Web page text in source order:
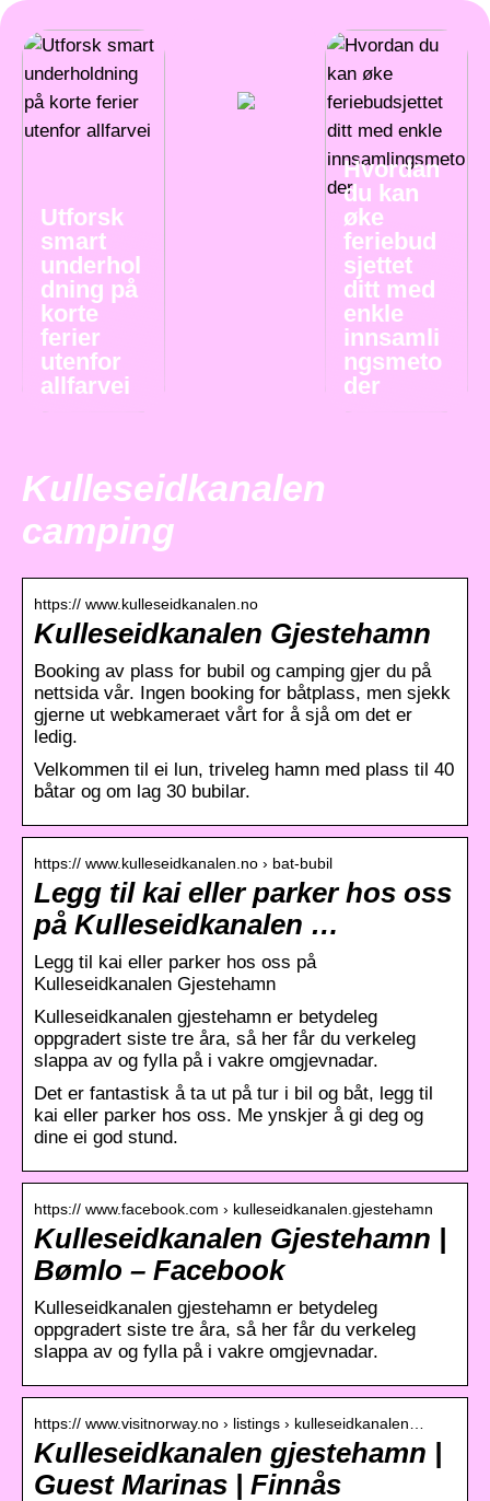
Utforsk
smart
underhol
dning på
korte
ferier
utenfor
allfarvei
Hvordan
du kan
øke
feriebud
sjettet
ditt med
enkle
innsamli
ngsmeto
der
Kulleseidkanalen
camping
https:// www.kulleseidkanalen.no
Kulleseidkanalen Gjestehamn
Booking av plass for bubil og camping gjer du på
nettsida vår. Ingen booking for båtplass, men sjekk
gjerne ut webkameraet vårt for å sjå om det er
ledig.
Velkommen til ei lun, triveleg hamn med plass til 40
båtar og om lag 30 bubilar.
https:// www.kulleseidkanalen.no › bat-bubil
Legg til kai eller parker hos oss
på Kulleseidkanalen …
Legg til kai eller parker hos oss på
Kulleseidkanalen Gjestehamn
Kulleseidkanalen gjestehamn er betydeleg
oppgradert siste tre åra, så her får du verkeleg
slappa av og fylla på i vakre omgjevnadar.
Det er fantastisk å ta ut på tur i bil og båt, legg til
kai eller parker hos oss. Me ynskjer å gi deg og
dine ei god stund.
https:// www.facebook.com › kulleseidkanalen.gjestehamn
Kulleseidkanalen Gjestehamn |
Bømlo – Facebook
Kulleseidkanalen gjestehamn er betydeleg
oppgradert siste tre åra, så her får du verkeleg
slappa av og fylla på i vakre omgjevnadar.
https:// www.visitnorway.no › listings › kulleseidkanalen…
Kulleseidkanalen gjestehamn |
Guest Marinas | Finnås